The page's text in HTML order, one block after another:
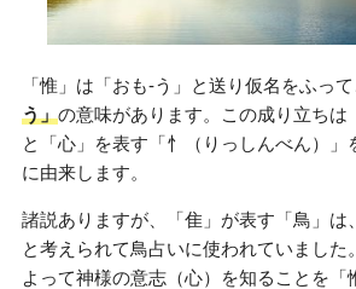
「惟」は「おも-う」と送り仮名をふっ
う」の意味があります。この成り立ちは
と「心」を表す「忄（りっしんべん）」
に由来します。
諸説ありますが、「隹」が表す「鳥」は
と考えられて鳥占いに使われていました
よって神様の意志（心）を知ることを「